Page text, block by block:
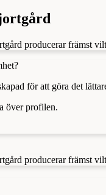
producerar främst
för att göra det
över profilen.
producerar främst